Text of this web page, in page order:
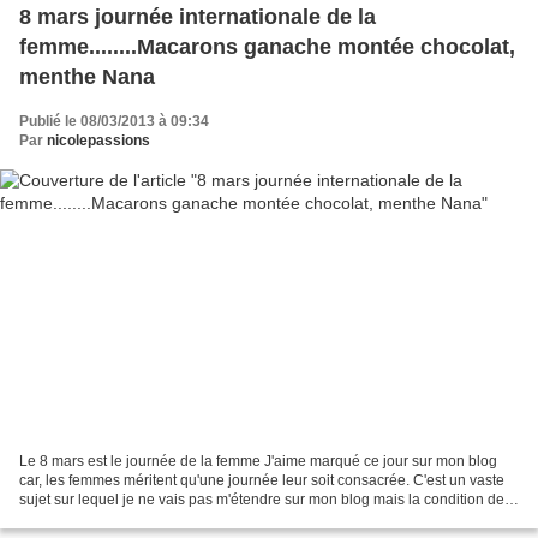
8 mars journée internationale de la
femme........Macarons ganache montée chocolat,
menthe Nana
Publié le 08/03/2013 à 09:34
Par nicolepassions
Le 8 mars est le journée de la femme J'aime marqué ce jour sur mon blog
car, les femmes méritent qu'une journée leur soit consacrée. C'est un vaste
sujet sur lequel je ne vais pas m'étendre sur mon blog mais la condition des